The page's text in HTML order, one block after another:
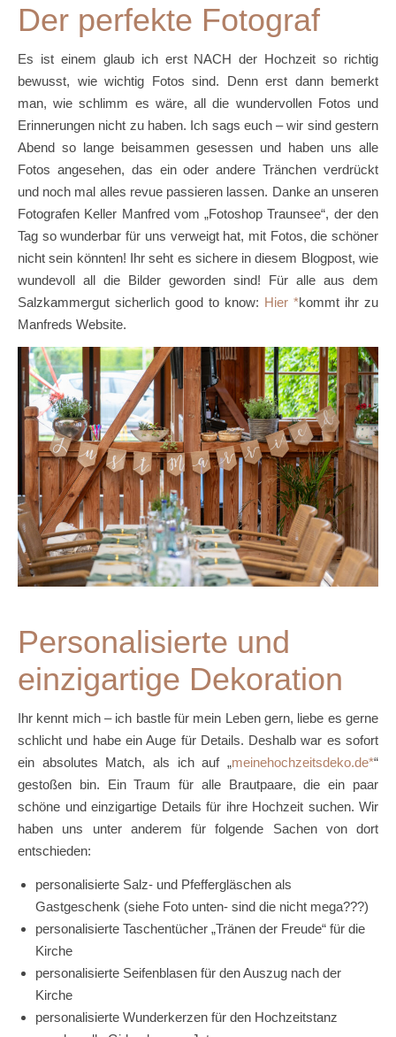
Der perfekte Fotograf
Es ist einem glaub ich erst NACH der Hochzeit so richtig
bewusst, wie wichtig Fotos sind. Denn erst dann bemerkt
man, wie schlimm es wäre, all die wundervollen Fotos und
Erinnerungen nicht zu haben. Ich sags euch – wir sind gestern
Abend so lange beisammen gesessen und haben uns alle
Fotos angesehen, das ein oder andere Tränchen verdrückt
und noch mal alles revue passieren lassen. Danke an unseren
Fotografen Keller Manfred vom „Fotoshop Traunsee“, der den
Tag so wunderbar für uns verweigt hat, mit Fotos, die schöner
nicht sein könnten! Ihr seht es sichere in diesem Blogpost, wie
wundevoll all die Bilder geworden sind! Für alle aus dem
Salzkammergut sicherlich good to know: Hier
kommt ihr zu
Manfreds Website.
Personalisierte und
einzigartige Dekoration
Ihr kennt mich – ich bastle für mein Leben gern, liebe es gerne
schlicht und habe ein Auge für Details. Deshalb war es sofort
ein absolutes Match, als ich auf „meinehochzeitsdeko.de “
gestoßen bin. Ein Traum für alle Brautpaare, die ein paar
schöne und einzigartige Details für ihre Hochzeit suchen. Wir
haben uns unter anderem für folgende Sachen von dort
entschieden:
personalisierte Salz- und Pfeffergläschen als
Gastgeschenk (siehe Foto unten- sind die nicht mega???)
personalisierte Taschentücher „Tränen der Freude“ für die
Kirche
personalisierte Seifenblasen für den Auszug nach der
Kirche
personalisierte Wunderkerzen für den Hochzeitstanz